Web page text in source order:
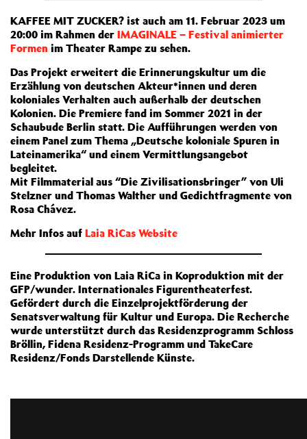
KAFFEE MIT ZUCKER? ist auch am 11. Februar 2023 um
20:00 im Rahmen der IMAGINALE – Festival animierter
Formen im Theater Rampe zu sehen.
Das Projekt erweitert die Erinnerungskultur um die
Erzählung von deutschen Akteur*innen und deren
koloniales Verhalten auch außerhalb der deutschen
Kolonien. Die Premiere fand im Sommer 2021 in der
Schaubude Berlin statt. Die Aufführungen werden von
einem Panel zum Thema „Deutsche koloniale Spuren in
Lateinamerika“ und einem Vermittlungsangebot
begleitet.
Mit Filmmaterial aus “Die Zivilisationsbringer” von Uli
Stelzner und Thomas Walther und Gedichtfragmente von
Rosa Chávez.
Mehr Infos auf Laia RiCas Website
Eine Produktion von Laia RiCa in Koproduktion mit der
GFP/wunder. Internationales Figurentheaterfest.
Gefördert durch die Einzelprojektförderung der
Senatsverwaltung für Kultur und Europa. Die Recherche
wurde unterstützt durch das Residenzprogramm Schloss
Bröllin, Fidena Residenz-Programm und TakeCare
Residenz/Fonds Darstellende Künste.